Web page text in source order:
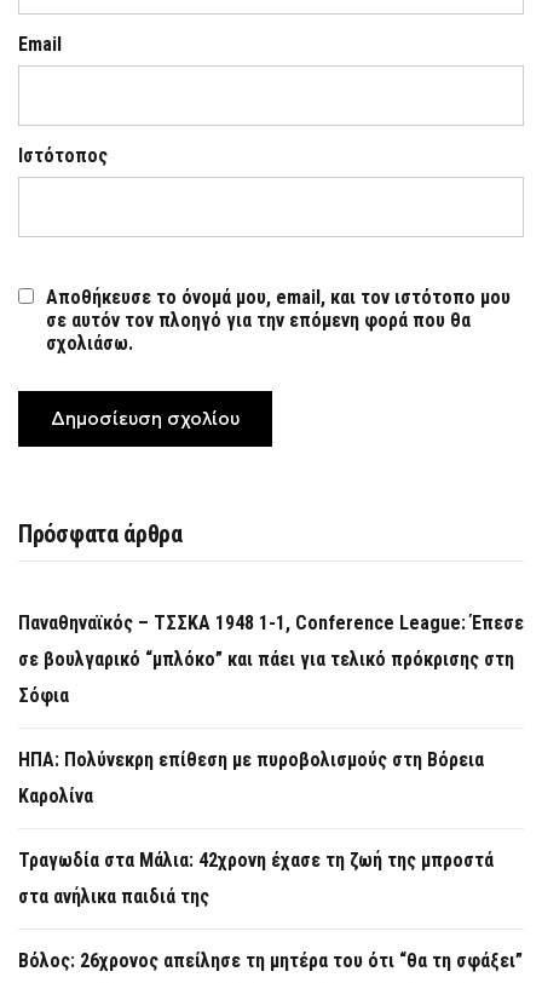
Email
Ιστότοπος
Αποθήκευσε το όνομά μου, email, και τον ιστότοπο μου
σε αυτόν τον πλοηγό για την επόμενη φορά που θα
σχολιάσω.
Πρόσφατα άρθρα
Παναθηναϊκός – ΤΣΣΚΑ 1948 1-1, Conference League: Έπεσε
σε βουλγαρικό “μπλόκο” και πάει για τελικό πρόκρισης στη
Σόφια
ΗΠΑ: Πολύνεκρη επίθεση με πυροβολισμούς στη Βόρεια
Καρολίνα
Τραγωδία στα Μάλια: 42χρονη έχασε τη ζωή της μπροστά
στα ανήλικα παιδιά της
Βόλος: 26χρονος απείλησε τη μητέρα του ότι “θα τη σφάξει”